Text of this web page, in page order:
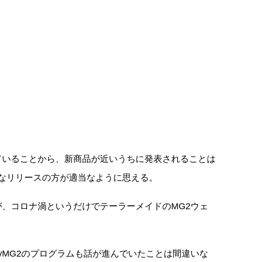
ることから、新商品が近いうちに発表されることは
リースの方が適当なように思える。
コロナ渦というだけでテーラーメイドのMG2ウェ
のプログラムも話が進んでいたことは間違いな